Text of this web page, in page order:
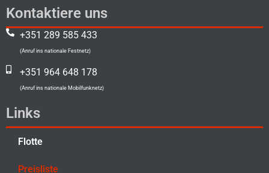
Kontaktiere uns
+351 289 585 433
(Anruf ins nationale Festnetz)
+351 964 648 178
(Anruf ins nationale Mobilfunknetz)
Links
Flotte
Preisliste